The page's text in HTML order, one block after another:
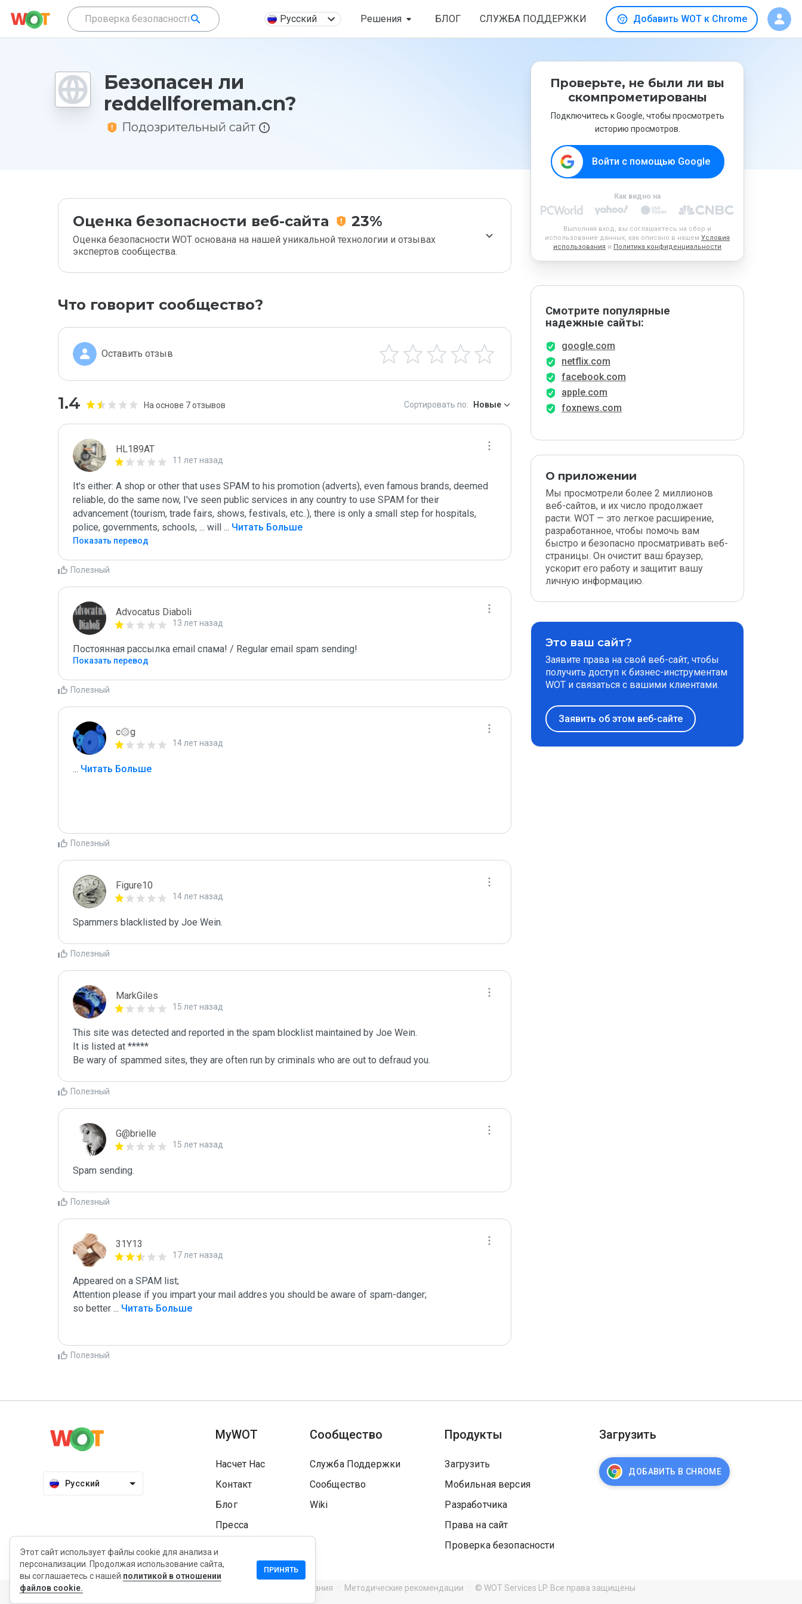
Русский Решения БЛОГ СЛУЖБА ПОДДЕРЖКИ Добавить WOT к Chrome
Безопасен ли
reddellforeman.cn?
Подозрительный сайт
Оценка безопасности веб-сайта 23%
Оценка безопасности WOT основана на нашей уникальной технологии и отзывах
экспертов сообщества.
Что говорит сообщество?
Оставить отзыв
1.4 На основе 7 отзывов Сортировать по: Новые
HL189AT
11 лет назад
It's either: A shop or other that uses SPAM to his promotion (adverts), even famous brands, deemed
reliable, do the same now, I've seen public services in any country to use SPAM for their
advancement (tourism, trade fairs, shows, festivals, etc..), there is only a small step for hospitals,
police, governments, schools, ... will ... Читать Больше
Показать перевод
Полезный
Advocatus Diaboli
13 лет назад
Постоянная рассылка email спама! / Regular email spam sending!
Показать перевод
Полезный
c۞g
14 лет назад
... Читать Больше
Полезный
Figure10
14 лет назад
Spammers blacklisted by Joe Wein.
Полезный
MarkGiles
15 лет назад
This site was detected and reported in the spam blocklist maintained by Joe Wein.
It is listed at *****
Be wary of spammed sites, they are often run by criminals who are out to defraud you.
Полезный
G@brielle
15 лет назад
Spam sending.
Полезный
31Y13
17 лет назад
Appeared on a SPAM list;
Attention please if you impart your mail addres you should be aware of spam-danger;
so better ... Читать Больше
Полезный
Проверьте, не были ли вы
скомпрометированы
Подключитесь к Google, чтобы просмотреть
историю просмотров.
Войти с помощью Google
Как видно на
Выполняя вход, вы соглашаетесь на сбор и
использование данных, как описано в нашем Условия
использования и Политика конфиденциальности
Смотрите популярные
надежные сайты:
google.com
netflix.com
facebook.com
apple.com
foxnews.com
О приложении
Мы просмотрели более 2 миллионов
веб-сайтов, и их число продолжает
расти. WOT — это легкое расширение,
разработанное, чтобы помочь вам
быстро и безопасно просматривать веб-
страницы. Он очистит ваш браузер,
ускорит его работу и защитит вашу
личную информацию.
Это ваш сайт?
Заявите права на свой веб-сайт, чтобы
получить доступ к бизнес-инструментам
WOT и связаться с вашими клиентами.
Заявить об этом веб-сайте
Русский
MyWOT
Насчет Нас
Контакт
Блог
Пресса
Сообщество
Служба Поддержки
Сообщество
Wiki
Продукты
Загрузить
Мобильная версия
Разработчика
Права на сайт
Проверка безопасности
Загрузить
ДОБАВИТЬ В CHROME
Конфиденциальность Условия использования Методические рекомендации
© WOT Services LP. Все права защищены
Этот сайт использует файлы cookie для анализа и
персонализации. Продолжая использование сайта,
вы соглашаетесь с нашей политикой в отношении
файлов cookie.
ПРИНЯТЬ